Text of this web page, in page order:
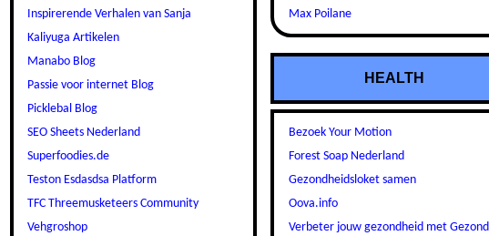
Inspirerende Verhalen van Sanja
Kaliyuga Artikelen
Manabo Blog
Passie voor internet Blog
Picklebal Blog
SEO Sheets Nederland
Superfoodies.de
Teston Esdasdsa Platform
TFC Threemusketeers Community
Vehgroshop
Max Poilane
HEALTH
Bezoek Your Motion
Forest Soap Nederland
Gezondheidsloket samen
Oova.info
Verbeter jouw gezondheid met Gezond